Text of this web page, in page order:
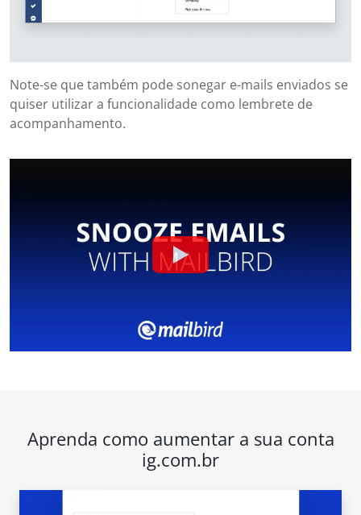
Note-se que também pode sonegar e-mails enviados se
quiser utilizar a funcionalidade como lembrete de
acompanhamento.
Aprenda como aumentar a sua conta
ig.com.br